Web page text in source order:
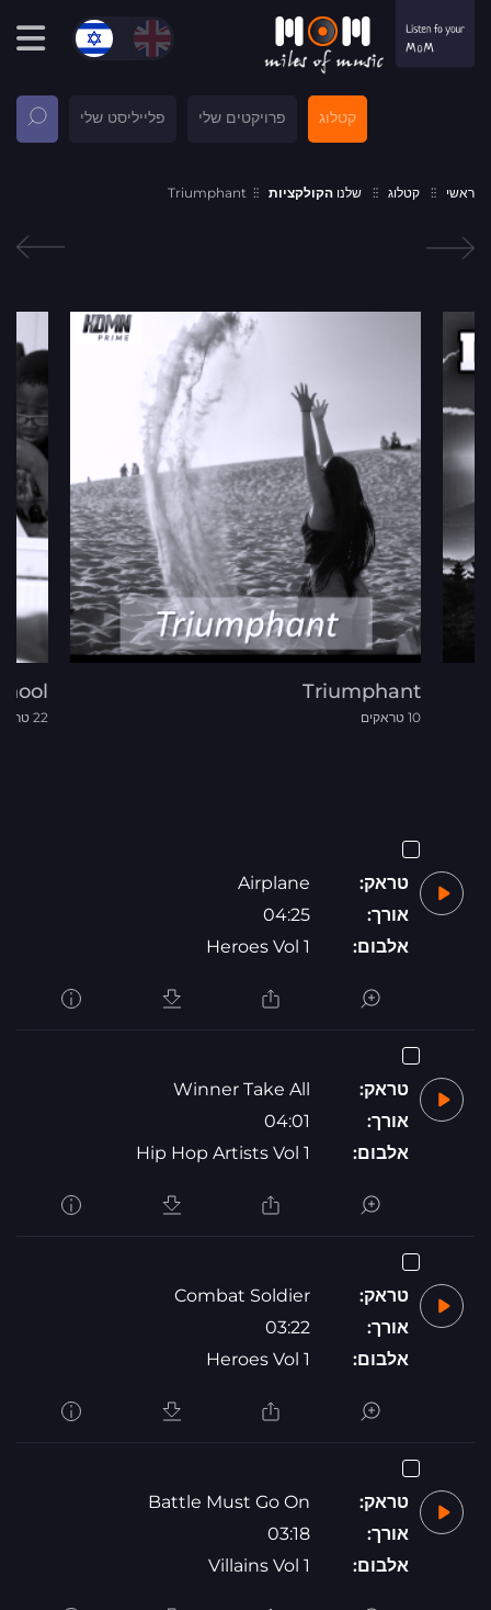
קטלוג פרויקטים שלי פלייליסט שלי
ראשי קטלוג שלנו הקולקציות Triumphant
Triumphant
10 טראקים 22 טראקים
טראק:
Airplane
אורך:
04:25
אלבום:
Heroes Vol 1
טראק:
Winner Take All
אורך:
04:01
אלבום:
Hip Hop Artists Vol 1
טראק:
Combat Soldier
אורך:
03:22
אלבום:
Heroes Vol 1
טראק:
Battle Must Go On
אורך:
03:18
אלבום:
Villains Vol 1